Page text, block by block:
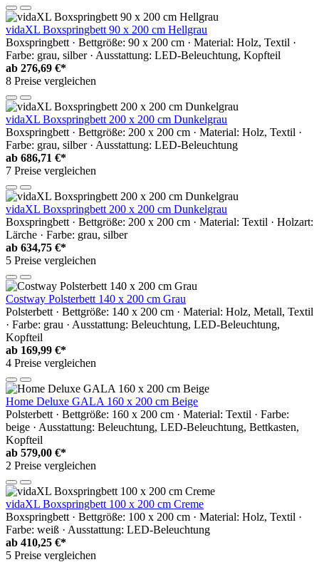
vidaXL Boxspringbett 90 x 200 cm Hellgrau
Boxspringbett · Bettgröße: 90 x 200 cm · Material: Holz, Textil ·
Farbe: grau, silber · Ausstattung: LED-Beleuchtung, Kopfteil
ab 276,69 €*
8 Preise vergleichen
vidaXL Boxspringbett 200 x 200 cm Dunkelgrau
Boxspringbett · Bettgröße: 200 x 200 cm · Material: Holz, Textil ·
Farbe: grau, silber · Ausstattung: LED-Beleuchtung
ab 686,71 €*
7 Preise vergleichen
vidaXL Boxspringbett 200 x 200 cm Dunkelgrau
Boxspringbett · Bettgröße: 200 x 200 cm · Material: Textil · Holzart:
Lärche · Farbe: grau, silber
ab 634,75 €*
5 Preise vergleichen
Costway Polsterbett 140 x 200 cm Grau
Polsterbett · Bettgröße: 140 x 200 cm · Material: Holz, Metall, Textil
· Farbe: grau · Ausstattung: Beleuchtung, LED-Beleuchtung,
Kopfteil
ab 169,99 €*
4 Preise vergleichen
Home Deluxe GALA 160 x 200 cm Beige
Polsterbett · Bettgröße: 160 x 200 cm · Material: Textil · Farbe:
beige · Ausstattung: Beleuchtung, LED-Beleuchtung, Bettkasten,
Kopfteil
ab 579,00 €*
2 Preise vergleichen
vidaXL Boxspringbett 100 x 200 cm Creme
Boxspringbett · Bettgröße: 100 x 200 cm · Material: Holz, Textil ·
Farbe: weiß · Ausstattung: LED-Beleuchtung
ab 410,25 €*
5 Preise vergleichen